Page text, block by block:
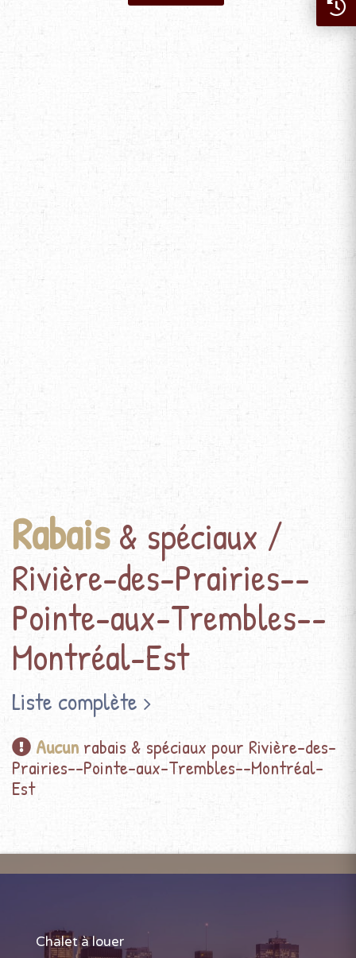
Rabais& spéciaux /
Rivière-des-Prairies--
Pointe-aux-Trembles--
Montréal-Est
Liste complète
Aucun rabais & spéciaux pour Rivière-des-
Prairies--Pointe-aux-Trembles--Montréal-
Est
Chalet à louer